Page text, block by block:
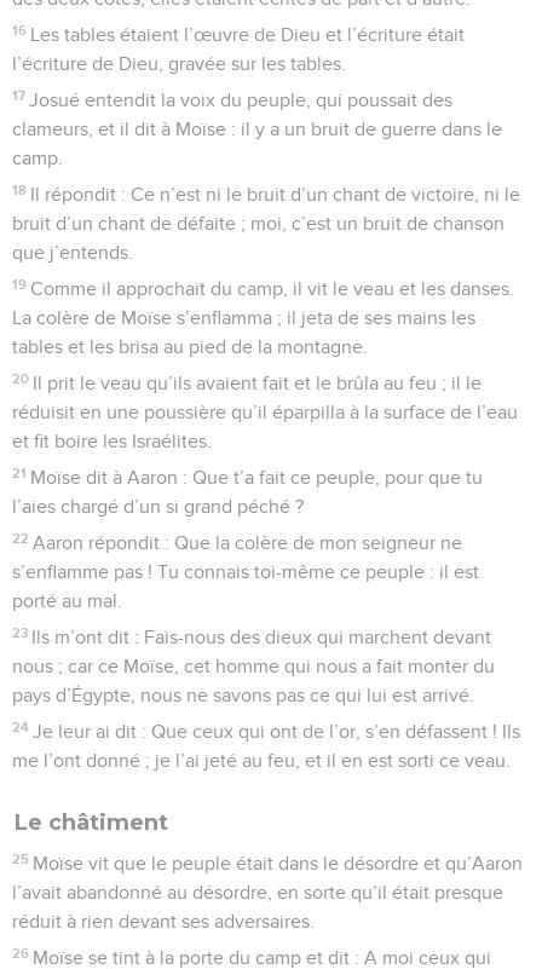
16 Les tables étaient l’œuvre de Dieu et l’écriture était
l’écriture de Dieu, gravée sur les tables.
17 Josué entendit la voix du peuple, qui poussait des
clameurs, et il dit à Moïse : il y a un bruit de guerre dans le
camp.
18 Il répondit : Ce n’est ni le bruit d’un chant de victoire, ni le
bruit d’un chant de défaite ; moi, c’est un bruit de chanson
que j’entends.
19 Comme il approchait du camp, il vit le veau et les danses.
La colère de Moïse s’enflamma ; il jeta de ses mains les
tables et les brisa au pied de la montagne.
20 Il prit le veau qu’ils avaient fait et le brûla au feu ; il le
réduisit en une poussière qu’il éparpilla à la surface de l’eau
et fit boire les Israélites.
21 Moïse dit à Aaron : Que t’a fait ce peuple, pour que tu
l’aies chargé d’un si grand péché ?
22 Aaron répondit : Que la colère de mon seigneur ne
s’enflamme pas ! Tu connais toi-même ce peuple : il est
porté au mal.
23 Ils m’ont dit : Fais-nous des dieux qui marchent devant
nous ; car ce Moïse, cet homme qui nous a fait monter du
pays d’Égypte, nous ne savons pas ce qui lui est arrivé.
24 Je leur ai dit : Que ceux qui ont de l’or, s’en défassent ! Ils
me l’ont donné ; je l’ai jeté au feu, et il en est sorti ce veau.
Le châtiment
25 Moïse vit que le peuple était dans le désordre et qu’Aaron
l’avait abandonné au désordre, en sorte qu’il était presque
réduit à rien devant ses adversaires.
26 Moïse se tint à la porte du camp et dit : A moi ceux qui